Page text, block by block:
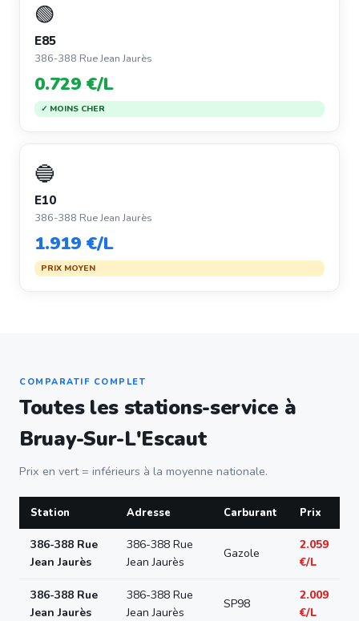
🟢
E85
386-388 Rue Jean Jaurès
0.729 €/L
✓ MOINS CHER
🔵
E10
386-388 Rue Jean Jaurès
1.919 €/L
PRIX MOYEN
COMPARATIF COMPLET
Toutes les stations-service à
Bruay-Sur-L'Escaut
Prix en vert = inférieurs à la moyenne nationale.
Station Adresse Carburant Prix
386-388 Rue
Jean Jaurès
386-388 Rue
Jean Jaurès
Gazole
2.059
€/L
386-388 Rue
Jean Jaurès
386-388 Rue
Jean Jaurès
SP98
2.009
€/L